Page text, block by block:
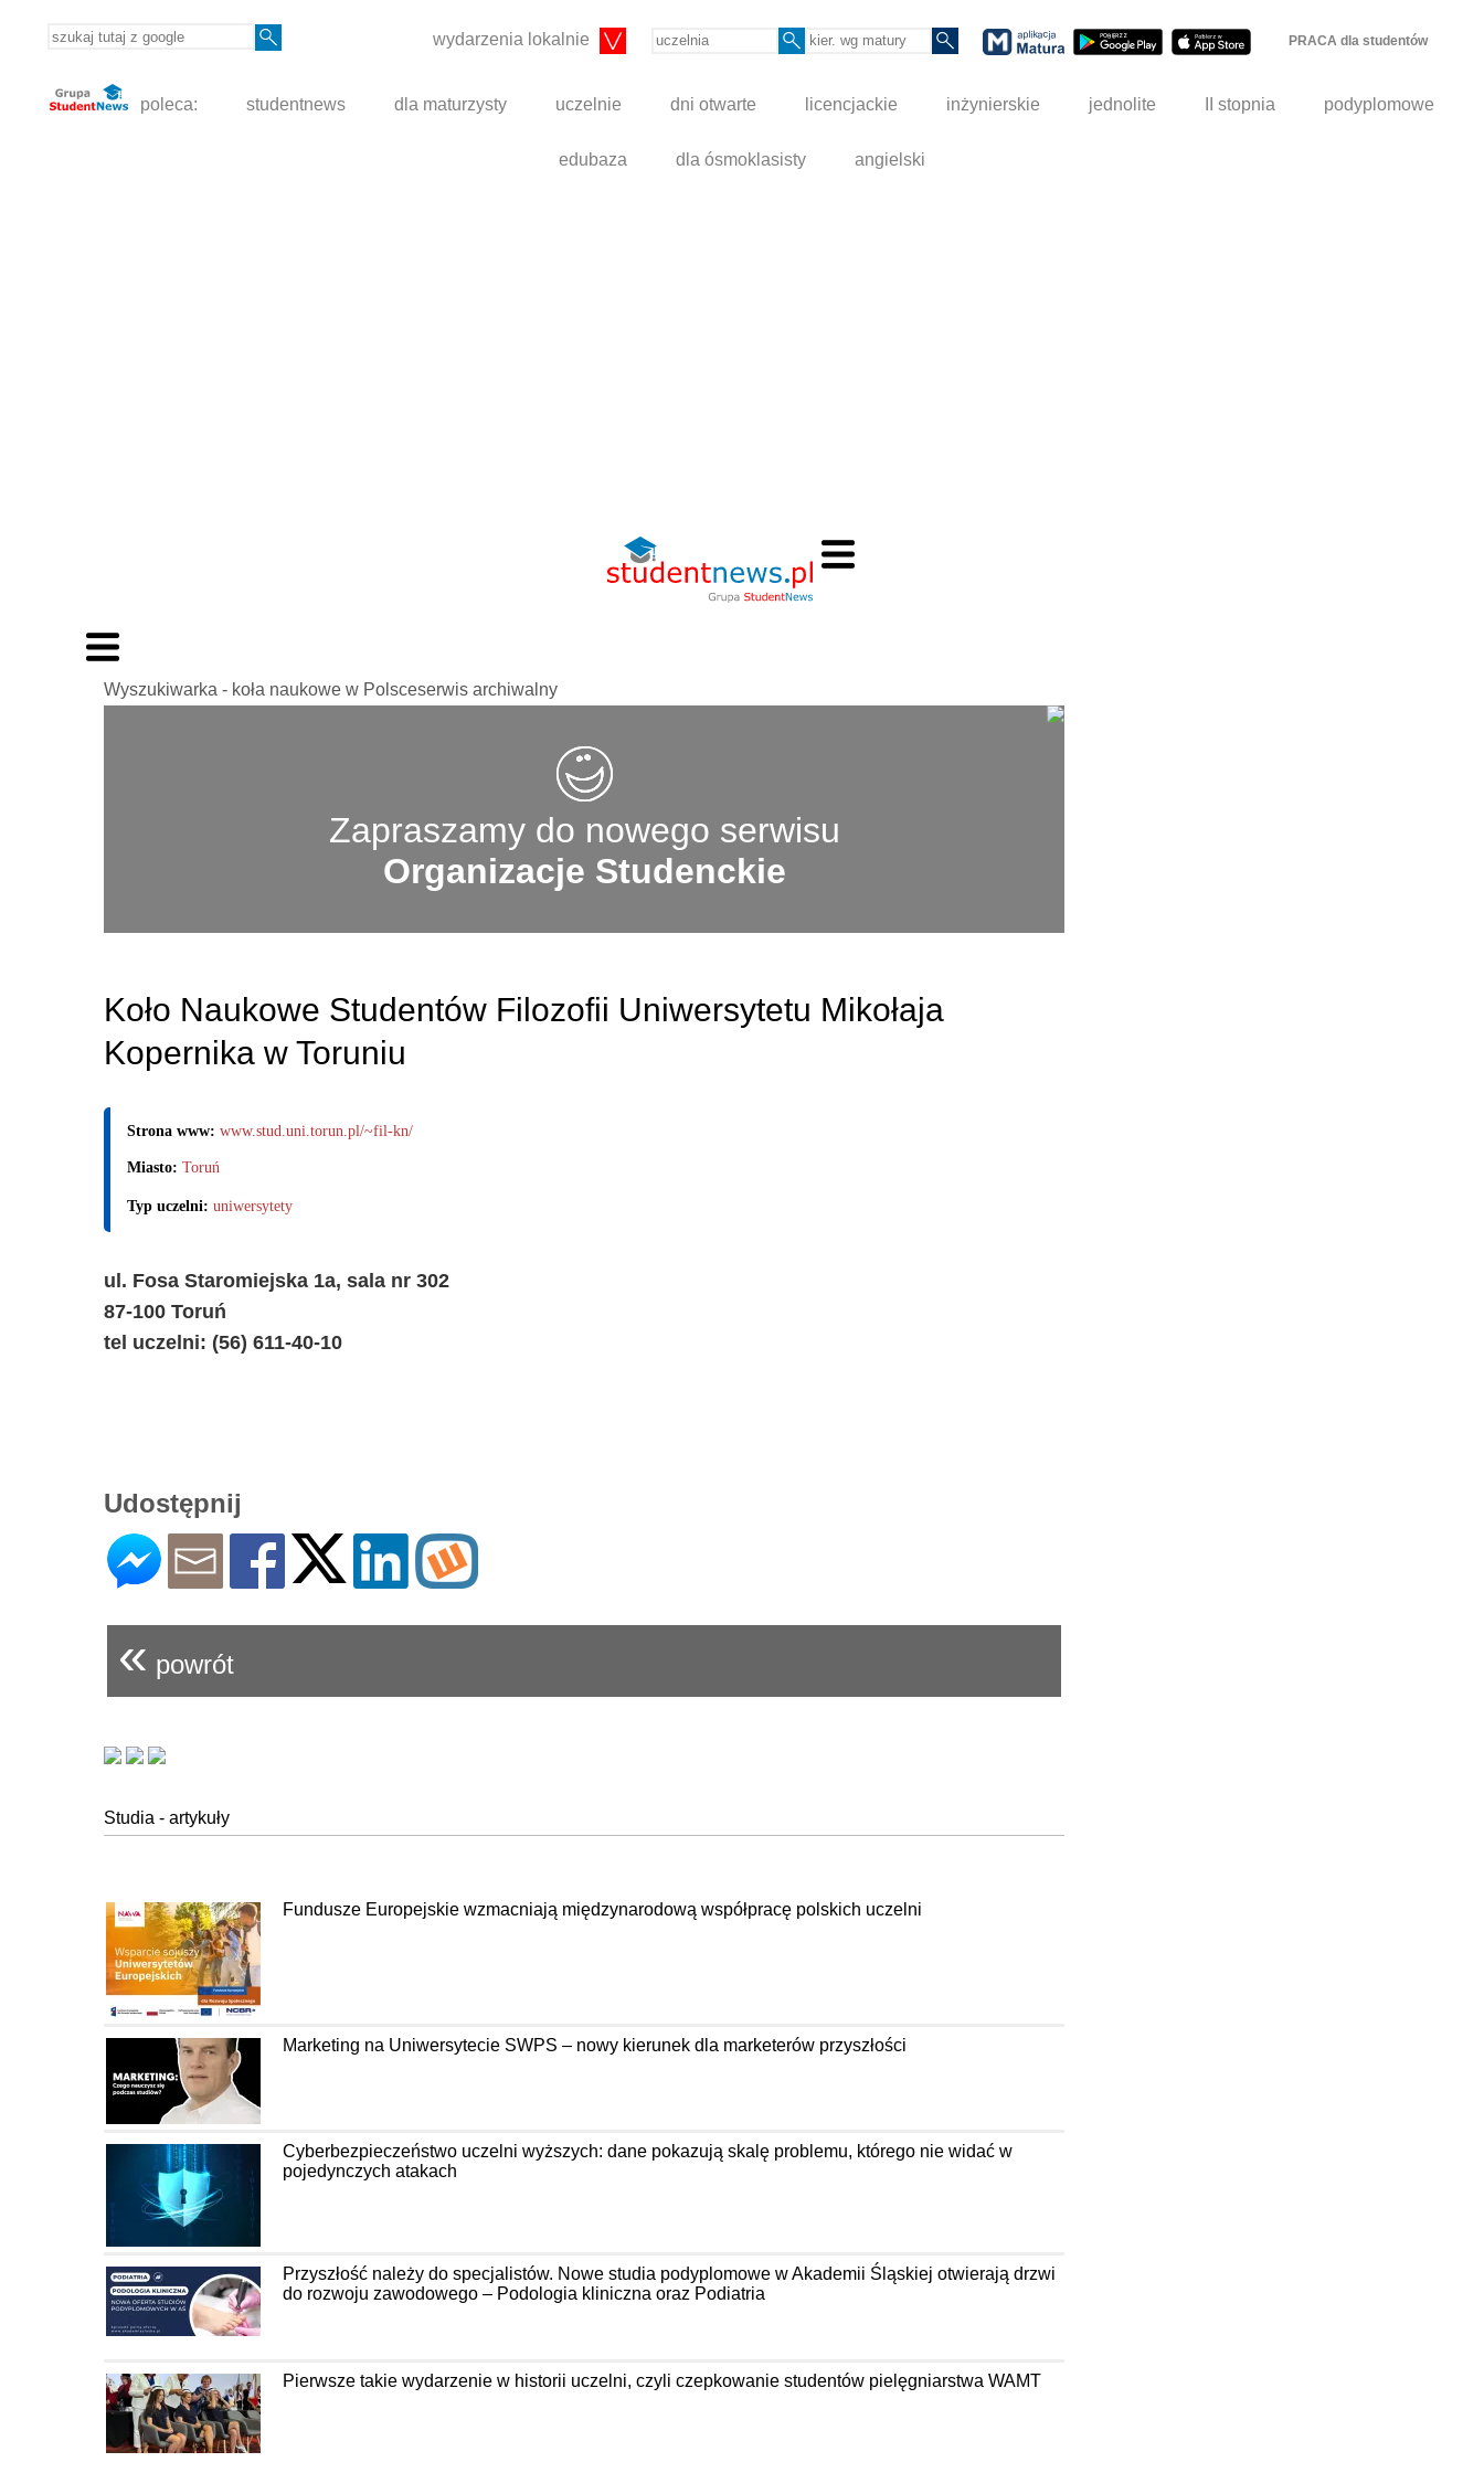
wydarzenia lokalnie PRACA dla studentów
poleca: studentnews dla maturzysty uczelnie dni otwarte licencjackie inżynierskie jednolite II stopnia podyplomowe
edubaza dla ósmoklasisty angielski
Wyszukiwarka - koła naukowe w Polsceserwis archiwalny
Zapraszamy do nowego serwisu
Organizacje Studenckie
Koło Naukowe Studentów Filozofii Uniwersytetu Mikołaja
Kopernika w Toruniu
Strona www: www.stud.uni.torun.pl/~fil-kn/
Miasto: Toruń
Typ uczelni: uniwersytety
ul. Fosa Staromiejska 1a, sala nr 302
87-100 Toruń
tel uczelni: (56) 611-40-10
Udostępnij
« powrót
Studia - artykuły
Fundusze Europejskie wzmacniają międzynarodową współpracę polskich uczelni
Marketing na Uniwersytecie SWPS – nowy kierunek dla marketerów przyszłości
Cyberbezpieczeństwo uczelni wyższych: dane pokazują skalę problemu, którego nie widać w
pojedynczych atakach
Przyszłość należy do specjalistów. Nowe studia podyplomowe w Akademii Śląskiej otwierają drzwi
do rozwoju zawodowego – Podologia kliniczna oraz Podiatria
Pierwsze takie wydarzenie w historii uczelni, czyli czepkowanie studentów pielęgniarstwa WAMT